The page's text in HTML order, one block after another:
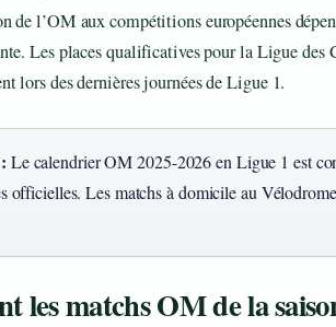
de l’OM aux compétitions européennes
Les places qualificatives pour la Ligue
lors des dernières journées de Ligue 1.
Le calendrier OM 2025-2026 en Ligue 1 est
officielles. Les matchs à domicile au
les matchs OM de la